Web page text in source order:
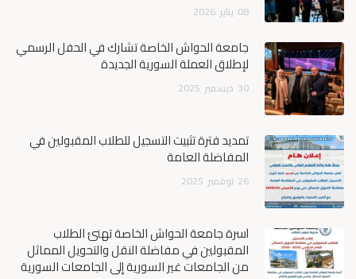
08 يناير 2026
جامعة الحواش الخاصة تشارك في الحفل الرسمي
لإطلاق العملة السورية الجديدة
30 ديسمبر 2025
تمديد فترة تثبيت التسجيل للطلاب المقبولين في
المفاضلة العامة
26 نوفمبر 2025
أسرة جامعة الحواش الخاصة تهنئ الطلاب
المقبولين في مفاضلة النقل والتحويل المماثل
من الجامعات غير السورية إلى الجامعات السورية